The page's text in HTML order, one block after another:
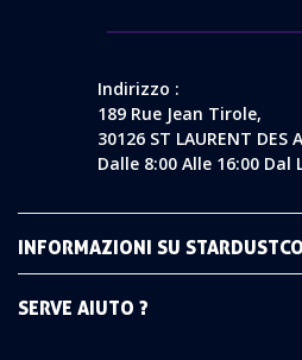
Indirizzo :
189 Rue Jean Tirole,
30126 ST LAURENT DES
Dalle 8:00 Alle 16:00 Dal
INFORMAZIONI SU
SERVE AIUTO ?